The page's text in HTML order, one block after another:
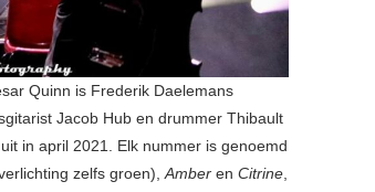
Quinn is Frederik Daelemans
Jacob Hub en drummer Thibault
in april 2021. Elk nummer is genoemd
zelfs groen), Amber en Citrine